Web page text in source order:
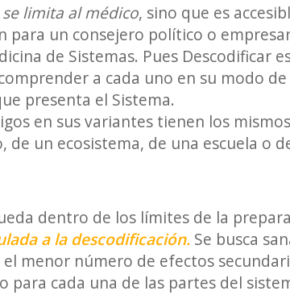
se limita al médico, sino que es
un consejero político o
de Sistemas. Pues Descodificar
a cada uno en su modo
presenta el Sistema.
en sus variantes tienen los
un ecosistema, de una escuela o
dentro de los límites de la
a la descodificación. Se busca
menor número de efectos
cada una de las partes del